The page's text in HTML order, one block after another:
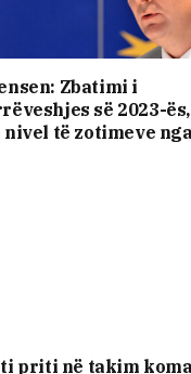
Zbatimi i
së 2023-
nivel të zotimeve
priti në takim